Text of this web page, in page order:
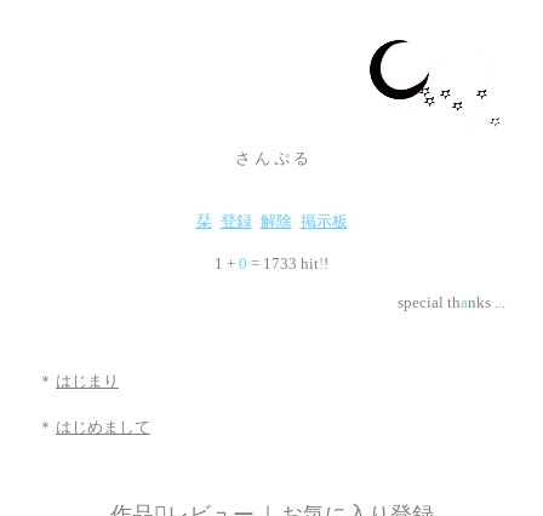
さ ん ぷ る
栞 登録 解除 掲示板
1 + 0 = 1733 hit!!
special thanks ...
＊ はじまり
＊ はじめまして